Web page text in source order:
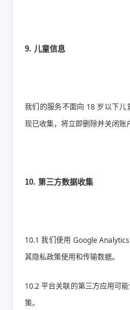
9. 儿童信息
我们的服务不面向 18 岁以下
现已收集，将立即删除并关闭账
10. 第三方数据收集
10.1 我们使用 Google
其隐私政策使用和传输数据。
10.2 平台关联的第三方应用可
策。